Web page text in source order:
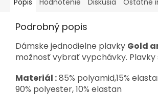
Popis Hodnotenie Diskusia Ostatné
Podrobný popis
Dámske jednodielne plavky Gold
možnosť vybrať vypchávky. Plavky
Materiál :85% polyamid,15%
90% polyester, 10% elastan